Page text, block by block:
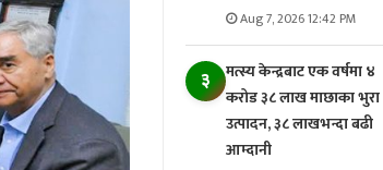
Aug 7, 2026 12:42 PM
३
मत्स्य केन्द्रबाट एक वर्षमा ४
करोड ३८ लाख माछाका भुरा
उत्पादन, ३८ लाखभन्दा बढी
आम्दानी